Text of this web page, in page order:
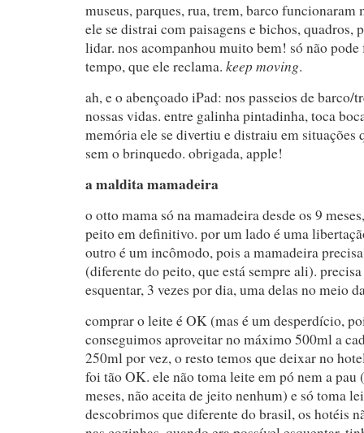
museus, parques, rua, trem, barco funcionaram
ele se distrai com paisagens e bichos, quadros,
lidar. nos acompanhou muito bem! só não
tempo, que ele reclama. keep moving.
ah, e o abençoado iPad: nos passeios de barco/
nossas vidas. entre galinha pintadinha, toca
memória ele se divertiu e distraiu em situações
sem o brinquedo. obrigada, apple!
a maldita mamadeira
o otto mama só na mamadeira desde os 9
peito em definitivo. por um lado é uma
outro é um incômodo, pois a mamadeira
(diferente do peito, que está sempre ali).
esquentar, 3 vezes por dia, uma delas no meio
comprar o leite é OK (mas é um desperdício,
conseguimos aproveitar no máximo 500ml a
250ml por vez, o resto temos que deixar no
foi tão OK. ele não toma leite em pó nem a pau
meses, não aceita de jeito nenhum) e só toma
descobrimos que diferente do brasil, os hotéis